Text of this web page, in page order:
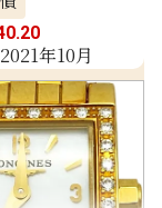
年10月